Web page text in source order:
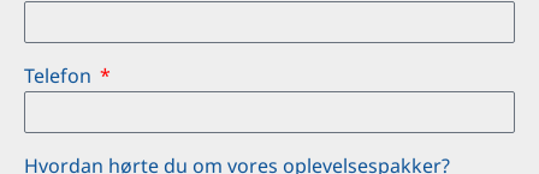
Telefon
Hvordan hørte du om vores oplevelsespakker?